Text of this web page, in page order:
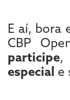
E aí, bora
CBP
participe,
especial e